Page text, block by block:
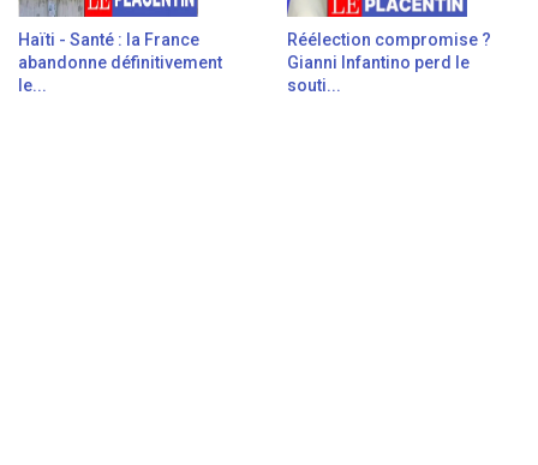
Haïti - Santé : la France
abandonne définitivement
le...
Réélection compromise ?
Gianni Infantino perd le
souti...